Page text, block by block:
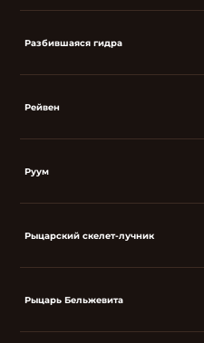
Разбившаяся гидра
Рейвен
Руум
Рыцарский скелет-лучник
Рыцарь Бельжевита